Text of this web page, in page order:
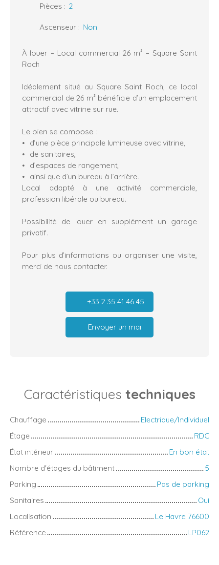
Pièces : 2
Ascenseur : Non
À louer – Local commercial 26 m² – Square Saint
Roch
Idéalement situé au Square Saint Roch, ce local
commercial de 26 m² bénéficie d’un emplacement
attractif avec vitrine sur rue.
Le bien se compose :
d’une pièce principale lumineuse avec vitrine,
de sanitaires,
d’espaces de rangement,
ainsi que d’un bureau à l’arrière.
Local adapté à une activité commerciale,
profession libérale ou bureau.
Possibilité de louer en supplément un garage
privatif.
Pour plus d’informations ou organiser une visite,
merci de nous contacter.
+33 2 35 41 46 45
Envoyer un mail
Caractéristiques techniques
Chauffage
Electrique/Individuel
Étage
RDC
État intérieur
En bon état
Nombre d'étages du bâtiment
5
Parking
Pas de parking
Sanitaires
Oui
Localisation
Le Havre 76600
Référence
LP062